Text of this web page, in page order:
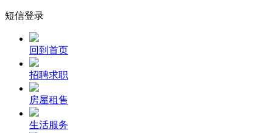
短信登录
回到首页
招聘求职
房屋租售
生活服务